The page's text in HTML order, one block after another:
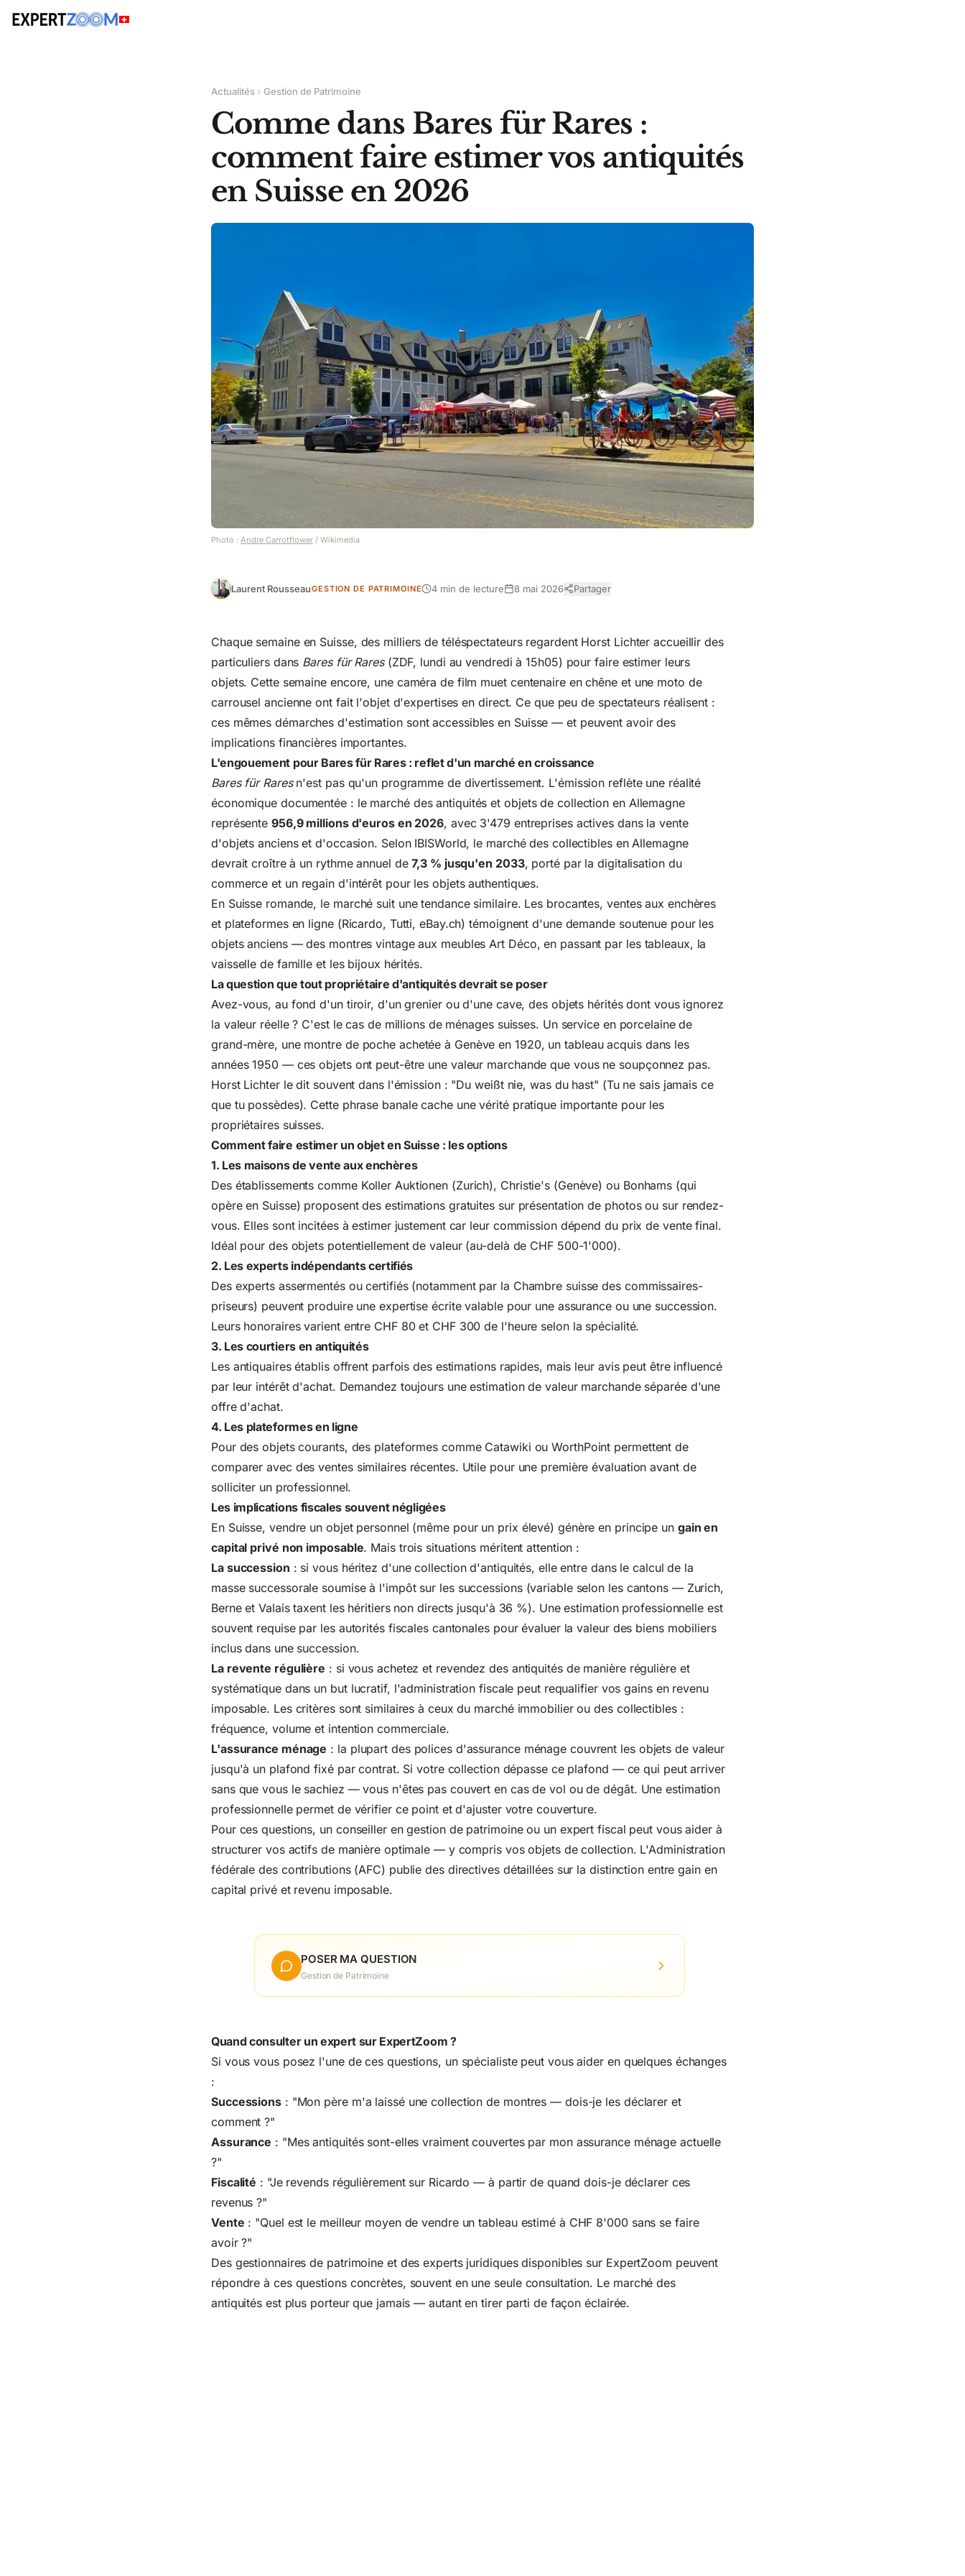
Actualités Gestion de Patrimoine
Comme dans Bares für Rares :
comment faire estimer vos antiquités
en Suisse en 2026
Photo : Andre Carrotflower / Wikimedia
Laurent RousseauGESTION DE PATRIMOINE 4 min de lecture 8 mai 2026 Partager
Chaque semaine en Suisse, des milliers de téléspectateurs regardent Horst Lichter accueillir des
particuliers dans Bares für Rares(ZDF, lundi au vendredi à 15h05) pour faire estimer leurs
objets. Cette semaine encore, une caméra de film muet centenaire en chêne et une moto de
carrousel ancienne ont fait l'objet d'expertises en direct. Ce que peu de spectateurs réalisent :
ces mêmes démarches d'estimation sont accessibles en Suisse — et peuvent avoir des
implications financières importantes.
L'engouement pour Bares für Rares : reflet d'un marché en croissance
Bares für Raresn'est pas qu'un programme de divertissement. L'émission reflète une réalité
économique documentée : le marché des antiquités et objets de collection en Allemagne
représente 956,9 millions d'euros en 2026, avec 3'479 entreprises actives dans la vente
d'objets anciens et d'occasion. Selon IBISWorld, le marché des collectibles en Allemagne
devrait croître à un rythme annuel de7,3 % jusqu'en 2033, porté par la digitalisation du
commerce et un regain d'intérêt pour les objets authentiques.
En Suisse romande, le marché suit une tendance similaire. Les brocantes, ventes aux enchères
et plateformes en ligne (Ricardo, Tutti, eBay.ch) témoignent d'une demande soutenue pour les
objets anciens — des montres vintage aux meubles Art Déco, en passant par les tableaux, la
vaisselle de famille et les bijoux hérités.
La question que tout propriétaire d'antiquités devrait se poser
Avez-vous, au fond d'un tiroir, d'un grenier ou d'une cave, des objets hérités dont vous ignorez
la valeur réelle ? C'est le cas de millions de ménages suisses. Un service en porcelaine de
grand-mère, une montre de poche achetée à Genève en 1920, un tableau acquis dans les
années 1950 — ces objets ont peut-être une valeur marchande que vous ne soupçonnez pas.
Horst Lichter le dit souvent dans l'émission : "Du weißt nie, was du hast" (Tu ne sais jamais ce
que tu possèdes). Cette phrase banale cache une vérité pratique importante pour les
propriétaires suisses.
Comment faire estimer un objet en Suisse : les options
1. Les maisons de vente aux enchères
Des établissements comme Koller Auktionen (Zurich), Christie's (Genève) ou Bonhams (qui
opère en Suisse) proposent des estimations gratuites sur présentation de photos ou sur rendez-
vous. Elles sont incitées à estimer justement car leur commission dépend du prix de vente final.
Idéal pour des objets potentiellement de valeur (au-delà de CHF 500-1'000).
2. Les experts indépendants certifiés
Des experts assermentés ou certifiés (notamment par la Chambre suisse des commissaires-
priseurs) peuvent produire une expertise écrite valable pour une assurance ou une succession.
Leurs honoraires varient entre CHF 80 et CHF 300 de l'heure selon la spécialité.
3. Les courtiers en antiquités
Les antiquaires établis offrent parfois des estimations rapides, mais leur avis peut être influencé
par leur intérêt d'achat. Demandez toujours une estimation de valeur marchande séparée d'une
offre d'achat.
4. Les plateformes en ligne
Pour des objets courants, des plateformes comme Catawiki ou WorthPoint permettent de
comparer avec des ventes similaires récentes. Utile pour une première évaluation avant de
solliciter un professionnel.
Les implications fiscales souvent négligées
En Suisse, vendre un objet personnel (même pour un prix élevé) génère en principe un gain en
capital privé non imposable. Mais trois situations méritent attention :
La succession : si vous héritez d'une collection d'antiquités, elle entre dans le calcul de la
masse successorale soumise à l'impôt sur les successions (variable selon les cantons — Zurich,
Berne et Valais taxent les héritiers non directs jusqu'à 36 %). Une estimation professionnelle est
souvent requise par les autorités fiscales cantonales pour évaluer la valeur des biens mobiliers
inclus dans une succession.
La revente régulière : si vous achetez et revendez des antiquités de manière régulière et
systématique dans un but lucratif, l'administration fiscale peut requalifier vos gains en revenu
imposable. Les critères sont similaires à ceux du marché immobilier ou des collectibles :
fréquence, volume et intention commerciale.
L'assurance ménage : la plupart des polices d'assurance ménage couvrent les objets de valeur
jusqu'à un plafond fixé par contrat. Si votre collection dépasse ce plafond — ce qui peut arriver
sans que vous le sachiez — vous n'êtes pas couvert en cas de vol ou de dégât. Une estimation
professionnelle permet de vérifier ce point et d'ajuster votre couverture.
Pour ces questions, un conseiller en gestion de patrimoine ou un expert fiscal peut vous aider à
structurer vos actifs de manière optimale — y compris vos objets de collection. L'Administration
fédérale des contributions (AFC) publie des directives détaillées sur la distinction entre gain en
capital privé et revenu imposable.
POSER MA QUESTION
Gestion de Patrimoine
Quand consulter un expert sur ExpertZoom ?
Si vous vous posez l'une de ces questions, un spécialiste peut vous aider en quelques échanges
:
Successions: "Mon père m'a laissé une collection de montres — dois-je les déclarer et
comment ?"
Assurance : "Mes antiquités sont-elles vraiment couvertes par mon assurance ménage actuelle
?"
Fiscalité : "Je revends régulièrement sur Ricardo — à partir de quand dois-je déclarer ces
revenus ?"
Vente : "Quel est le meilleur moyen de vendre un tableau estimé à CHF 8'000 sans se faire
avoir ?"
Des gestionnaires de patrimoine et des experts juridiques disponibles sur ExpertZoom peuvent
répondre à ces questions concrètes, souvent en une seule consultation. Le marché des
antiquités est plus porteur que jamais — autant en tirer parti de façon éclairée.